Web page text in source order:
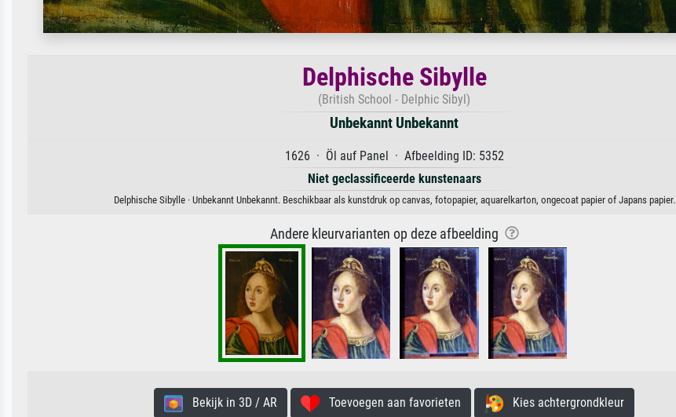
Delphische Sibylle
(British School - Delphic Sibyl)
Unbekannt Unbekannt
1626 · Öl auf Panel · Afbeelding ID: 5352
Niet geclassificeerde kunstenaars
Delphische Sibylle · Unbekannt Unbekannt. Beschikbaar als kunstdruk op canvas, fotopapier, aquarelkarton, ongecoat papier of Japans papier.
Andere kleurvarianten op deze afbeelding
Bekijk in 3D / AR Toevoegen aan favorieten Kies achtergrondkleur